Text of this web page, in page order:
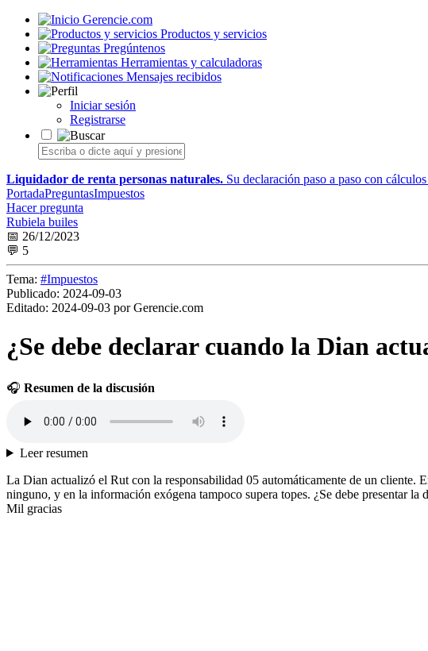
Gerencie.com
Productos y servicios
Pregúntenos
Herramientas y calculadoras
Mensajes recibidos
Iniciar sesión
Registrarse
Liquidador de renta personas naturales. Su declaración paso a paso con
PortadaPreguntasImpuestos
Hacer pregunta
Rubiela builes
📅 26/12/2023
💬 5
Tema: #Impuestos
Publicado: 2024-09-03
Editado: 2024-09-03 por Gerencie.com
¿Se debe declarar cuando la Dian
🎧 Resumen de la discusión
Leer resumen
La Dian actualizó el Rut con la responsabilidad 05 automáticamente de un cliente.
ninguno, y en la información exógena tampoco supera topes. ¿Se debe presentar
Mil gracias